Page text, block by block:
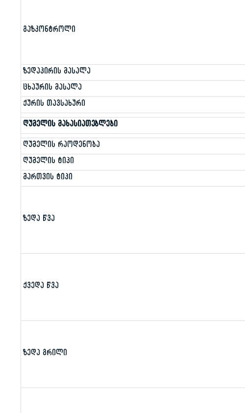
გაზკონტროლი
ზედაპირის მასალა
ცხაურის მასალა
ქურის თავსახური
ღუმელის მახასიათებლები
ღუმელის რაოდენობა
ღუმელის ტიპი
მართვის ტიპი
ზედა წვა
ქვედა წვა
ზედა გრილი